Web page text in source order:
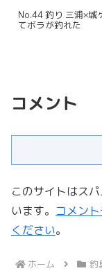
No.44 釣り 三浦×城
てボラが釣れた
コメント
このサイトはス
います。 コメン
ください。
ホーム 釣